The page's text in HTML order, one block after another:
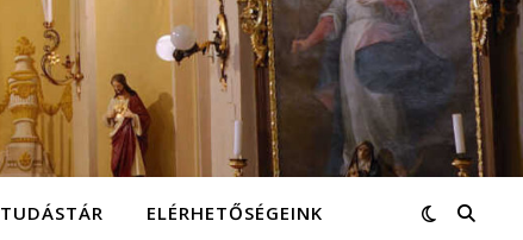
TUDÁSTÁR ELÉRHETŐSÉGEINK